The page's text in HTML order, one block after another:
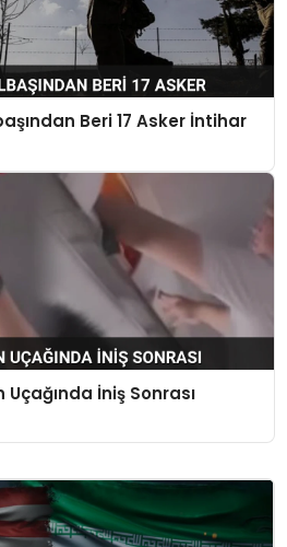
Beri 17 Asker İntihar
İniş Sonrası